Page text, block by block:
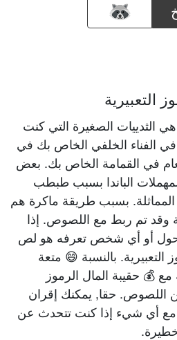
التعبيرية
هي الثدييات الصغيرة التي كنت
الفناء الخلفي الخاص بك في
في القمامة الخاص بك. بعض
الباندا بسبب طبطب
بسبب طريقة ماكرة هم
وقد تم ربط مع اللصوص. إذا
أو أي شخص تعرفه هو لص
بالنسبة 😄 متعة
مع 💰 حقيبة المال الرموز
اللصوص. حقا, يمكنك إقران
مع أي شيء إذا كنت تتحدث عن